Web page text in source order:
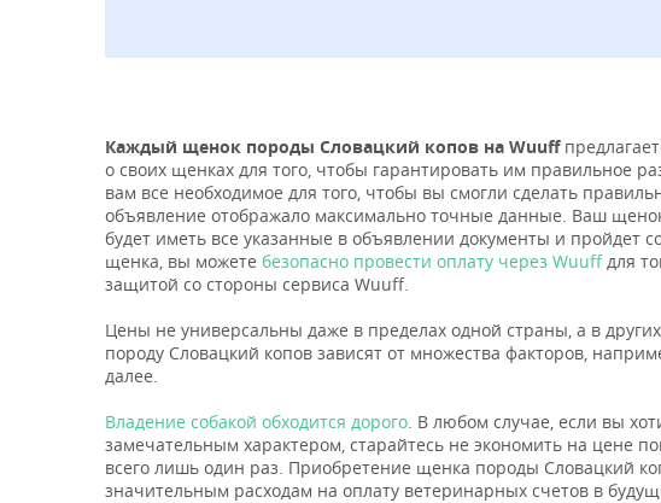
Каждый щенок породы Словацкий копов на Wuuff
о своих щенках для того, чтобы гарантировать им правильное
вам все необходимое для того, чтобы вы смогли сделать
объявление отображало максимально точные данные. Ваш
будет иметь все указанные в объявлении документы и
щенка, вы можете безопасно провести оплату через Wuuffдля
защитой со стороны сервиса Wuuff.
Цены не универсальны даже в пределах одной страны, а в
породу Словацкий копов зависят от множества факторов,
далее.
Владение собакой обходится дорого. В любом случае, если вы
замечательным характером, старайтесь не экономить на цене
всего лишь один раз. Приобретение щенка породы Словацкий
значительным расходам на оплату ветеринарных счетов в